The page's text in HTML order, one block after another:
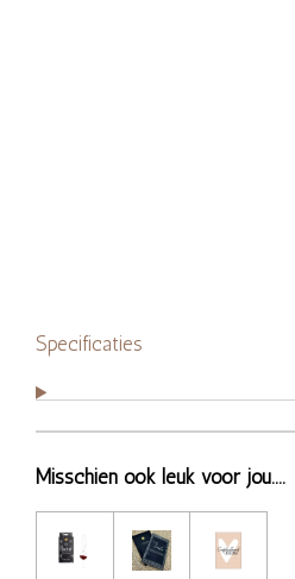
Specificaties
Misschien ook leuk voor jou....